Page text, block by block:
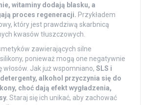
witaminy dodają blasku, a
proces regeneracji. Przykładem
który jest prawdziwą skarbnicą
kwasów tłuszczowych.
zawierających silne
ponieważ mogą one negatywnie
włosów. Jak już wspomniano, SLS i
alkohol przyczynia się do
choć dają efekt wygładzenia,
Staraj się ich unikać, aby zachować